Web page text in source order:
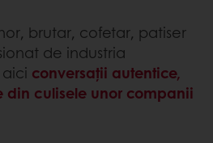
brutar, cofetar, patiser
de industria
conversații autentice,
din culisele unor companii